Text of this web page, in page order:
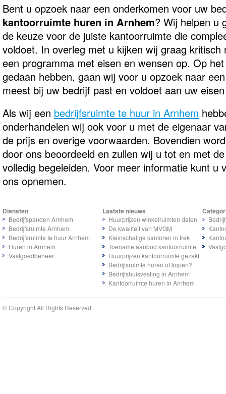
Bent u opzoek naar een onderkomen voor uw
kantoorruimte huren in Arnhem? Wij helpen u
de keuze voor de juiste kantoorruimte die
voldoet. In overleg met u kijken wij graag kritisch
een programma met eisen en wensen op. Op
gedaan hebben, gaan wij voor u opzoek naar
meest bij uw bedrijf past en voldoet aan uw
Als wij een bedrijfsruimte te huur in Arnhem
onderhandelen wij ook voor u met de eigenaar
de prijs en overige voorwaarden. Bovendien
door ons beoordeeld en zullen wij u tot en met
volledig begeleiden. Voor meer informatie kunt u
ons opnemen.
Diensten
Bedrijfspanden Arnhem
Bedrijfsruimte Arnhem
Bedrijfsruimte te huur Arnhem
Huren in Arnhem
Vastgoedbeheer
Laatste nieuws
Huurprijzen winkelruimten dalen
De kwaliteit van MVGM
Kleinschalige kantoren in trek
Toename aanbod kantoorruimte
Huurprijzen kantoorruimte gezakt
Bedrijfsruimte huren of kopen?
Bedrijfshuisvesting in Arnhem
Kantoorruimte huren in Arnhem
© Copyright All Rights Reserved